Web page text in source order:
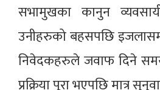
सभामुखका कानुन
उनीहरुको बहसपछि
निवेदकहरुले जवाफ दिने
प्रक्रिया पूरा भएपछि मात्र